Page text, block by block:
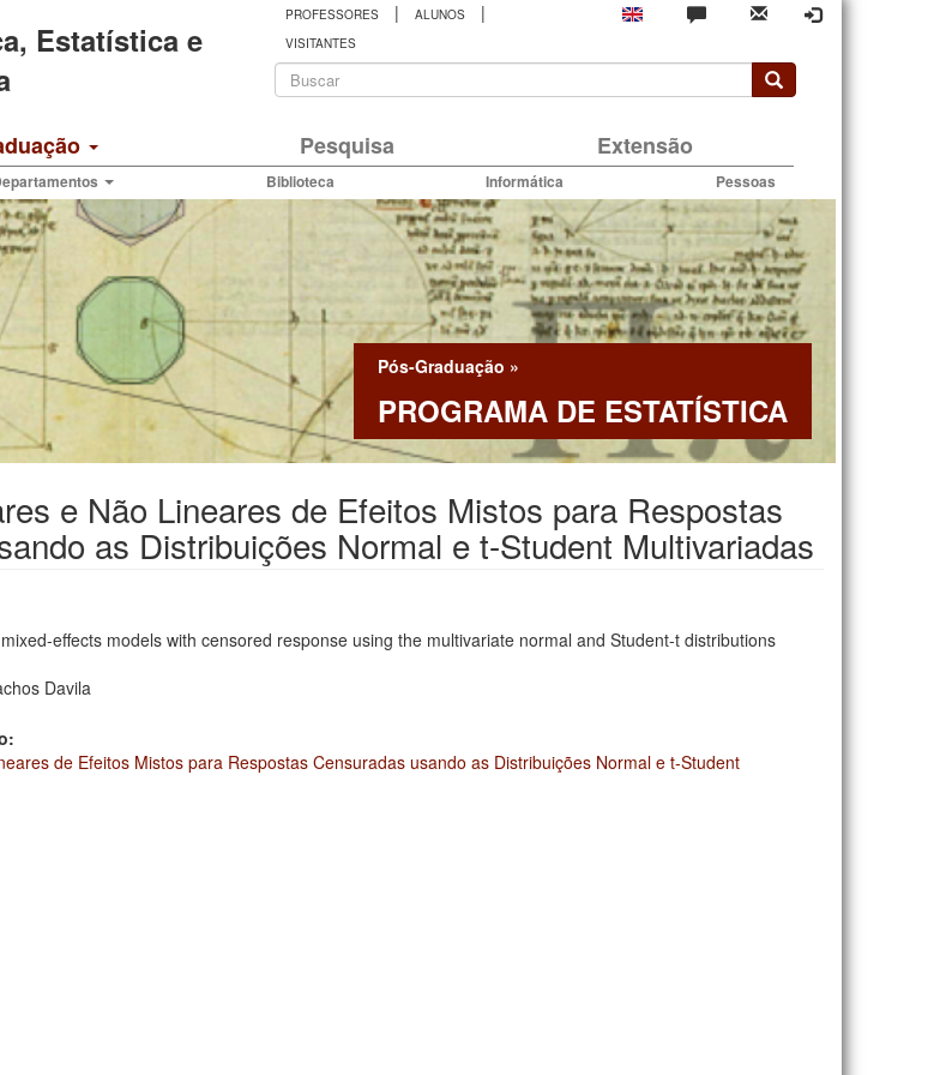
Estatística e
PROFESSORES | ALUNOS |
VISITANTES
Formulário
busca
Pesquisa Extensão
Biblioteca Informática Pessoas
Pós-Graduação »
PROGRAMA DE ESTATÍSTICA
e Não Lineares de Efeitos Mistos para Respostas
as Distribuições Normal e t-Student Multivariadas
effects models with censored response using the multivariate normal and Student-t distributions
Davila
de Efeitos Mistos para Respostas Censuradas usando as Distribuições Normal e t-Student